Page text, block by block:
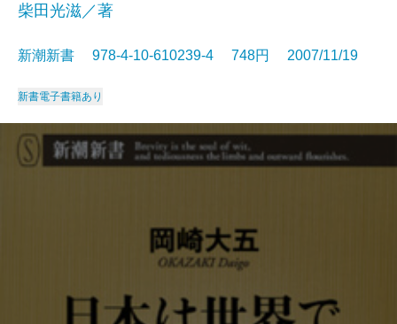
柴田光滋／著
新潮新書 978-4-10-610239-4 748円 2007/11/19
新書電子書籍あり